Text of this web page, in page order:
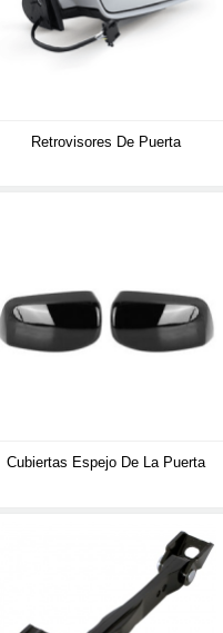
Retrovisores De Puerta
Cubiertas Espejo De La Puerta